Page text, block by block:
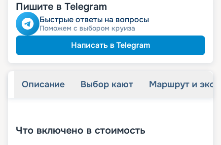
Пишите в Telegram
Быстрые ответы на вопросы
Поможем с выбором круиза
Написать в Telegram
Описание Выбор кают Маршрут и
Что включено в стоимость